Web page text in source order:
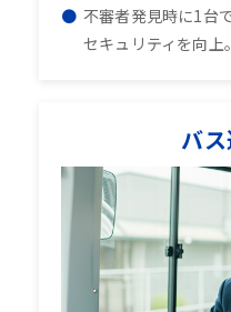
不審者発見時に1台
セキュリティを向上。
バ